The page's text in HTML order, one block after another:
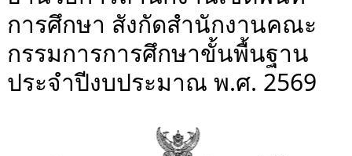
การศึกษา สังกัดสำนักงานคณะ
กรรมการการศึกษาขั้นพื้นฐาน
ประจำปีงบประมาณ พ.ศ. 2569